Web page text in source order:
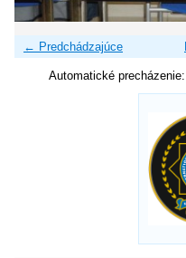
← Predchádzajúce
Automatické precházenie: